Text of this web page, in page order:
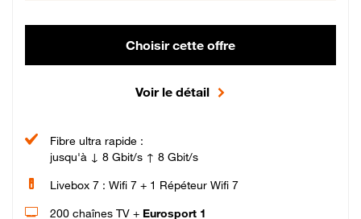
Choisir cette offre
Voir le détail
Fibre ultra rapide :
jusqu'à ↓ 8 Gbit/s ↑ 8 Gbit/s
Livebox 7 : Wifi 7 + 1 Répéteur Wifi 7
200 chaînes TV + Eurosport 1